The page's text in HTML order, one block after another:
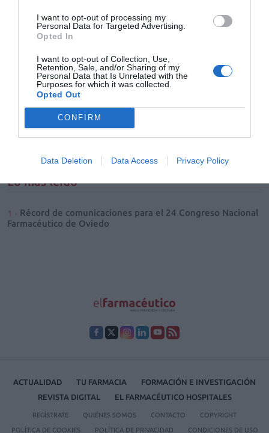
I want to opt-out of processing my
Personal Data for Targeted Advertising.
Opted In
I want to opt-out of Collection, Use,
Retention, Sale, and/or Sharing of my
Personal Data that Is Unrelated with the
Purposes for which it was collected.
Opted Out
CONFIRM
Data Deletion Data Access Privacy Policy
para titulares de farmacia: claves
para decidir con criterio
Control de la hiperhidrosis:
de eficacia en el tratamiento
tópico
Lo más leído
Récord de comunicaciones para el 24 Congreso Nacional
Farmacéutico de Oviedo
ACTUALIDAD TU FARMACIA
FORMACIÓN E INVESTIGACIÓN
REVISTA DIGITAL
EL FARMACÉUTICO HOSPITALES
REGÍSTRATE QUIÉNES SOMOS CONTACTO COPYRIGHT
POLÍTICA DE COOKIES POLÍTICA DE PRIVACIDAD CONDICIONES DE USO